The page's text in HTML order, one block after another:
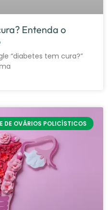
Entenda o
“diabetes tem cura?”
DE OVÁRIOS POLICÍSTICOS